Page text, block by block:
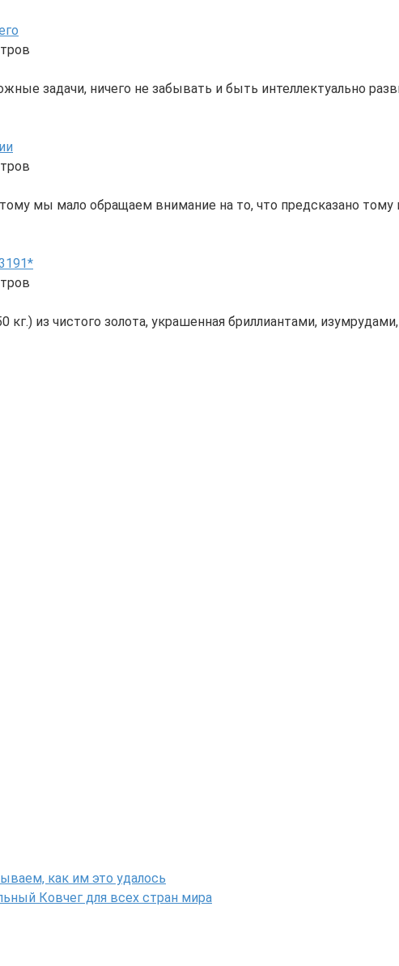
задачи, ничего не забывать и быть интеллектуально
мы мало обращаем внимание на то, что предсказано тому
кг.) из чистого золота, украшенная бриллиантами,
как им это удалось
Ковчег для всех стран мира